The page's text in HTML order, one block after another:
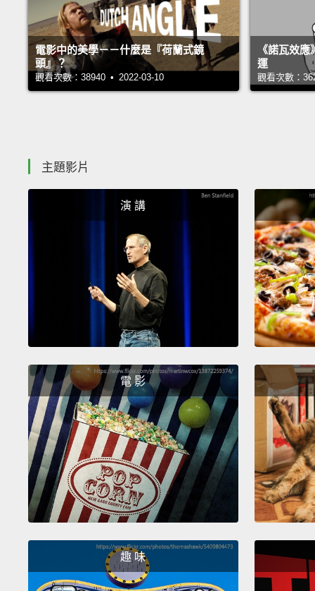
電影中的美學－－什麼是『荷蘭式鏡
頭』？
觀看次數：38940 • 2022-03-10
《諾瓦效
運
觀看次數：
主題影片
演 講
電 影
趣 味